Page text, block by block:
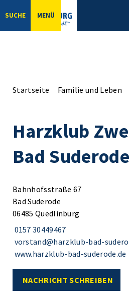
SUCHE MENÜ
Startseite Familie und Leben
Harzklub
Bad
Bahnhofsstraße 67
Bad Suderode
06485 Quedlinburg
0157 30449467
vorstand@harzklub-bad-
www.harzklub-bad-suderode.de
NACHRICHT SCHREIBEN